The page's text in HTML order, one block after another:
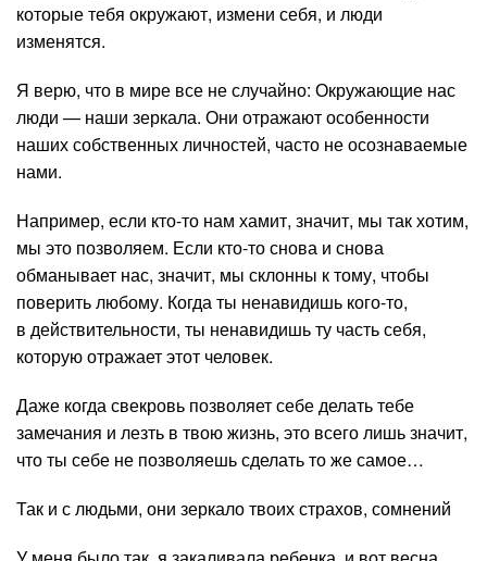
которые тебя окружают, измени себя, и люди
изменятся.
Я верю, что в мире все не случайно: Окружающие нас
люди — наши зеркала. Они отражают особенности
наших собственных личностей, часто не осознаваемые
нами.
Например, если кто-то нам хамит, значит, мы так хотим,
мы это позволяем. Если кто-то снова и снова
обманывает нас, значит, мы склонны к тому, чтобы
поверить любому. Когда ты ненавидишь кого-то,
в действительности, ты ненавидишь ту часть себя,
которую отражает этот человек.
Даже когда свекровь позволяет себе делать тебе
замечания и лезть в твою жизнь, это всего лишь значит,
что ты себе не позволяешь сделать то же самое…
Так и с людьми, они зеркало твоих страхов, сомнений